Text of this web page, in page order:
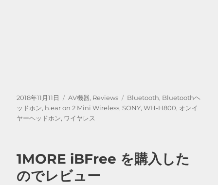
投
稿
日:
2018年11月11日
カ
テ
ゴ
AV機器, Reviews
タ
グ
Bluetooth, Bluetoothヘ
ッドホン, h.ear on 2 Mini Wireless,SONY,WH-H800, オンイ
ヤーヘッドホン, ワイヤレス
1MORE iBFree を購入した
のでレビュー